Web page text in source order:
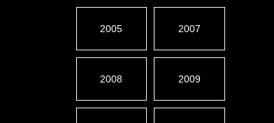
2005 2007
2008 2009